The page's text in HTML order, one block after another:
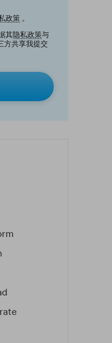
政策 。
其隐私政策与
方共享我提交